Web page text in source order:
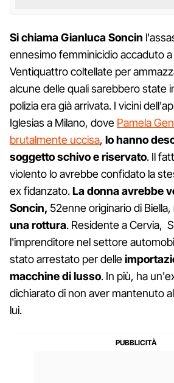
Si chiama Gianluca Soncin
ennesimo femminicidio accaduto a
Ventiquattro coltellate per
alcune delle quali sarebbero state
polizia era già arrivata. I vicini
Iglesias a Milano, dove Pamela
brutalmente uccisa, lo hanno
soggetto schivo e riservato. Il
violento lo avrebbe confidato la
ex fidanzato.La donna avrebbe
Soncin, 52enne originario di Biella,
una rottura. Residente a Cervia,
l'imprenditore nel settore
stato arrestato per delle
macchine di lusso. In più, ha
dichiarato di non aver mantenuto
lui.